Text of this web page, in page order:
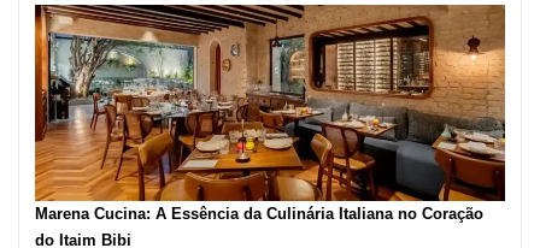
Como
Escolher
o
Forno
Ideal
para
sua
Pizzaria
Marena Cucina: A Essência da Culinária Italiana no Coração
do Itaim Bibi